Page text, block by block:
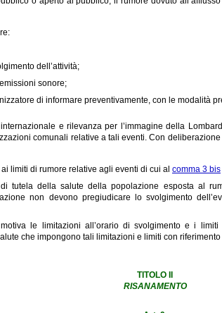
dell’attività;
sonore;
di informare preventivamente, con le modalità
e rilevanza per l’immagine della
comunali relative a tali eventi. Con
limiti di rumore relative agli eventi di cui al comma 3 bis
tutela della salute della popolazione esposta al
non devono pregiudicare lo svolgimento
le limitazioni all’orario di svolgimento e i
che impongono tali limitazioni e limiti con
TITOLO II
RISANAMENTO